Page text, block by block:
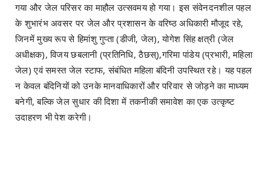
गया और जेल परिसर का माहौल उत्सवमय हो गया। इस संवेनदनशील पहल
के शुभारंभ अवसर पर जेल और प्रशासन के वरिष्ठ अधिकारी मौजूद रहे,
जिनमें मुख्य रूप से हिमांशु गुप्ता (डीजी, जेल), योगेश सिंह क्षत्री (जेल
अधीक्षक), विजय छबलानी (प्रतिनिधि, ठैछस्),गरिमा पांडेय (प्रभारी, महिला
जेल) एवं समस्त जेल स्टाफ, संबंधित महिला बंदिनी उपस्थित रहे। यह पहल
न केवल बंदिनियों को उनके मानवाधिकारों और परिवार से जोड़ने का माध्यम
बनेगी, बल्कि जेल सुधार की दिशा में तकनीकी समावेश का एक उत्कृष्ट
उदाहरण भी पेश करेगी।